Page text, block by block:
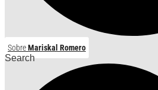
SobreMariskal Romero
Search